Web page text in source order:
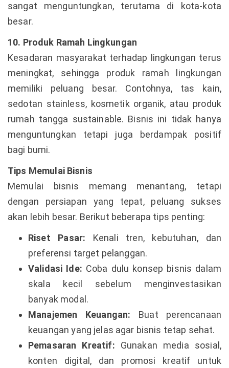
sangat menguntungkan, terutama di kota-kota
besar.
10. Produk Ramah Lingkungan
Kesadaran masyarakat terhadap lingkungan terus
meningkat, sehingga produk ramah lingkungan
memiliki peluang besar. Contohnya, tas kain,
sedotan stainless, kosmetik organik, atau produk
rumah tangga sustainable. Bisnis ini tidak hanya
menguntungkan tetapi juga berdampak positif
bagi bumi.
Tips Memulai Bisnis
Memulai bisnis memang menantang, tetapi
dengan persiapan yang tepat, peluang sukses
akan lebih besar. Berikut beberapa tips penting:
Riset Pasar: Kenali tren, kebutuhan, dan
preferensi target pelanggan.
Validasi Ide: Coba dulu konsep bisnis dalam
skala kecil sebelum menginvestasikan
banyak modal.
Manajemen Keuangan: Buat perencanaan
keuangan yang jelas agar bisnis tetap sehat.
Pemasaran Kreatif: Gunakan media sosial,
konten digital, dan promosi kreatif untuk